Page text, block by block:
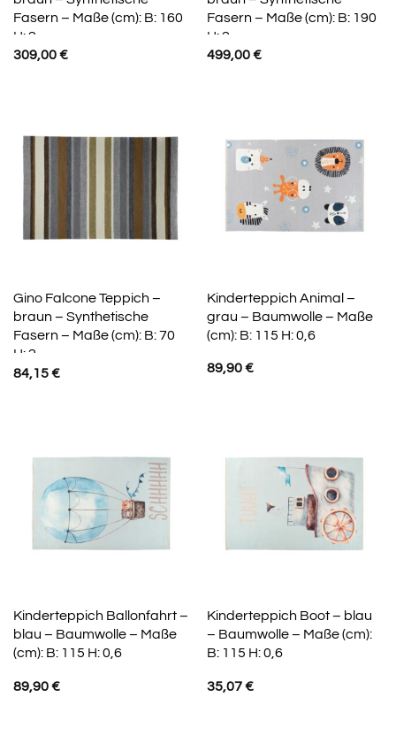
Fasern – Maße (cm): B: 160
H: 2
309,00€
Fasern – Maße (cm): B: 190
H: 2
499,00€
Gino Falcone Teppich –
braun – Synthetische
Fasern – Maße (cm): B: 70
H: 2
84,15€
Kinderteppich Animal –
grau – Baumwolle – Maße
(cm): B: 115 H: 0,6
89,90€
Kinderteppich Ballonfahrt –
blau – Baumwolle – Maße
(cm): B: 115 H: 0,6
89,90€
Kinderteppich Boot – blau
– Baumwolle – Maße (cm):
B: 115 H: 0,6
35,07€